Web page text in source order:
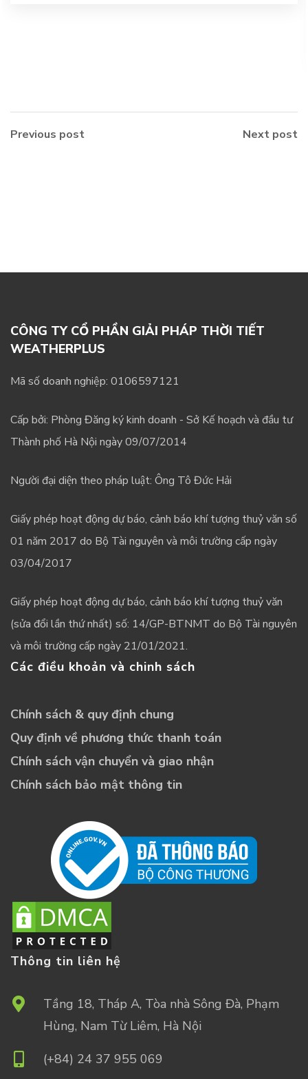
Previous post Next post
CÔNG TY CỔ PHẦN GIẢI PHÁP THỜI TIẾT
WEATHERPLUS
Mã số doanh nghiệp: 0106597121
Cấp bởi: Phòng Đăng ký kinh doanh - Sở Kế hoạch và đầu tư
Thành phố Hà Nội ngày 09/07/2014
Người đại diện theo pháp luật: Ông Tô Đức Hải
Giấy phép hoạt động dự báo, cảnh báo khí tượng thuỷ văn số
01 năm 2017 do Bộ Tài nguyên và môi trường cấp ngày
03/04/2017
Giấy phép hoạt động dự báo, cảnh báo khí tượng thuỷ văn
(sửa đổi lần thứ nhất) số: 14/GP-BTNMT do Bộ Tài nguyên
và môi trường cấp ngày 21/01/2021.
Các điều khoản và chinh sách
Chính sách & quy định chung
Quy định về phương thức thanh toán
Chính sách vận chuyển và giao nhận
Chính sách bảo mật thông tin
Thông tin liên hệ
Tầng 18, Tháp A, Tòa nhà Sông Đà, Phạm
Hùng, Nam Từ Liêm, Hà Nội
(+84) 24 37 955 069